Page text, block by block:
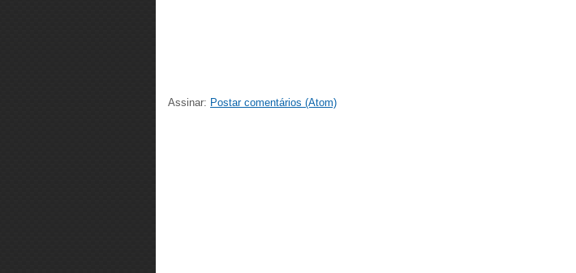
Assinar: Postar comentários (Atom)